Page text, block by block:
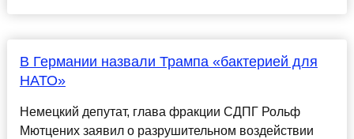
В Германии назвали Трампа «бактерией для
НАТО»
Немецкий депутат, глава фракции СДПГ Рольф
Мютцених заявил о разрушительном воздействии